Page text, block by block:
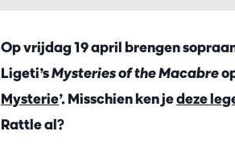
Op vrijdag 19 april brengen
Ligeti’sMysteries of the Macabre
Mysterie’. Misschien ken jedeze
Rattle al?